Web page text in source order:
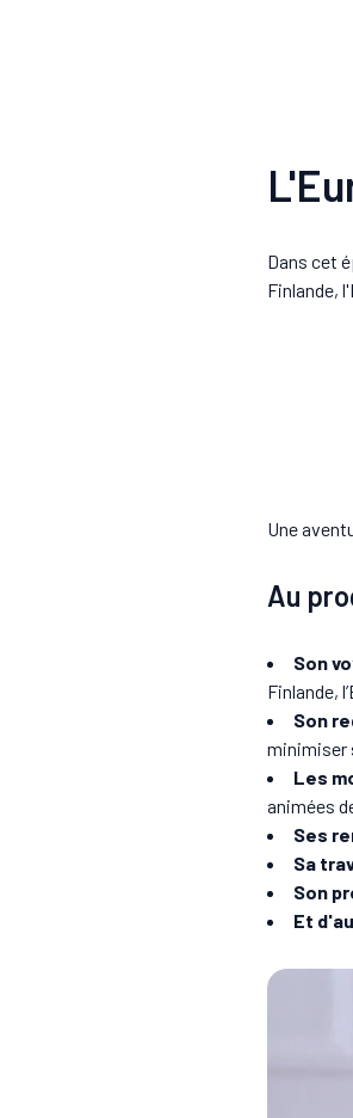
Dans cet
Finlande,
Une
Au
Son
Finlande,
Son
minimiser
Les
animées
Ses
Sa
Son
Et